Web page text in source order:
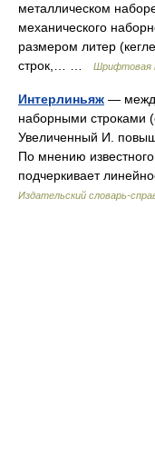
металлическом
механического
размером литер
строк,… …
Шрифтовая
Интерлиньяж —
наборными строками
Увеличенный И.
По мнению
подчеркивает
Издательский словарь-